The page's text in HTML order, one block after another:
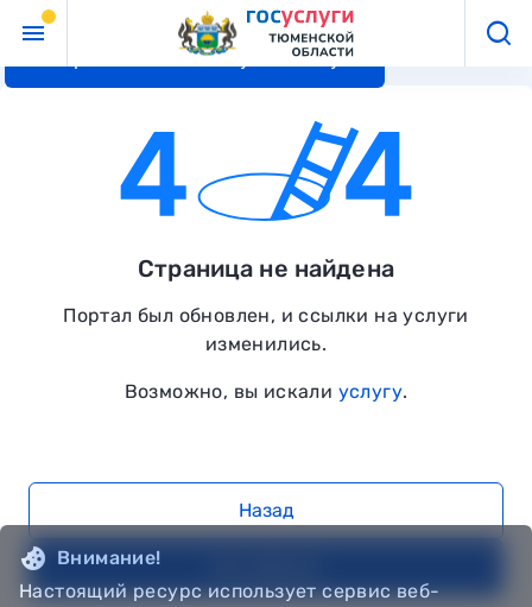
Перейти к основному контенту
Страница не найдена
Портал был обновлен, и ссылки на услуги
изменились.
Возможно, вы искали услугу.
Назад
Внимание!
Настоящий ресурс использует сервис веб-